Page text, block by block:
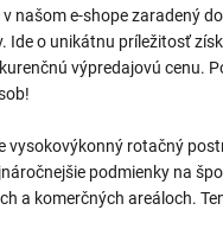
v našom e-shope zaradený
Ide o unikátnu príležitosť
výpredajovú cenu.
vysokovýkonný rotačný
podmienky na
a komerčných areáloch.